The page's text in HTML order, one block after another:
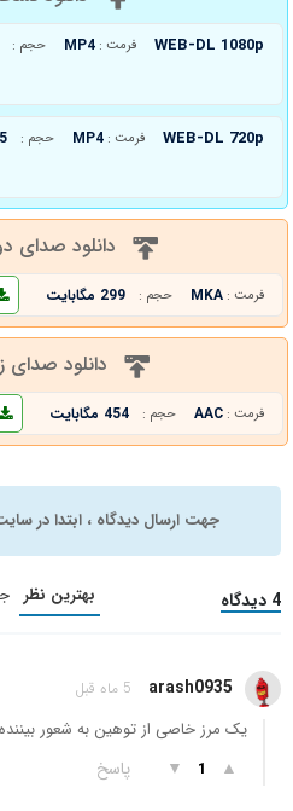
WEB-DL 1080p فرمت : MP4 حجم :
WEB-DL 720p فرمت : MP4 حجم :
دانلود صدای
فرمت : MKA حجم : 299 مگابایت
دانلود صدای
فرمت : AAC حجم : 454 مگابایت
جهت ارسال دیدگاه ، ابتدا در
4 دیدگاه بهترین نظر
arash0935 5 ماه قبل
یک مرز خاصی از توهین به شعور بیننده
▲
1
▼ پاسخ